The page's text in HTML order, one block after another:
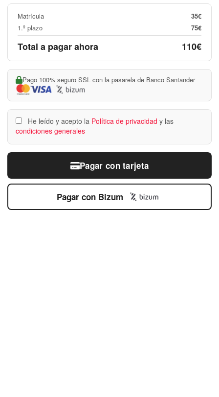
Matrícula
35€
1.º plazo
75€
Total a pagar ahora 110€
Pago 100% seguro SSL con la pasarela de Banco Santander
He leído y acepto la Política de privacidad y las
condiciones generales
Pagar con tarjeta
Pagar con Bizum